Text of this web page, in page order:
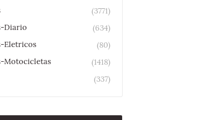
(3771)
Diario
(634)
Eletricos
(80)
Motocicletas
(1418)
(337)